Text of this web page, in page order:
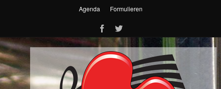
Agenda Formulieren